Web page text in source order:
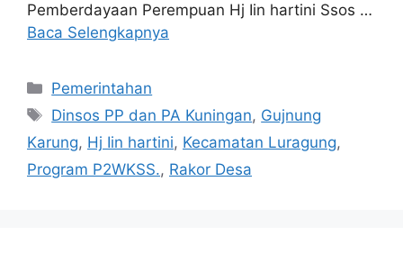
Pemberdayaan Perempuan Hj Iin hartini Ssos …
Baca Selengkapnya
Kategori
Pemerintahan
Tag
Dinsos PP dan PA Kuningan, Gujnung
Karung, Hj Iin hartini, Kecamatan Luragung,
Program P2WKSS., Rakor Desa